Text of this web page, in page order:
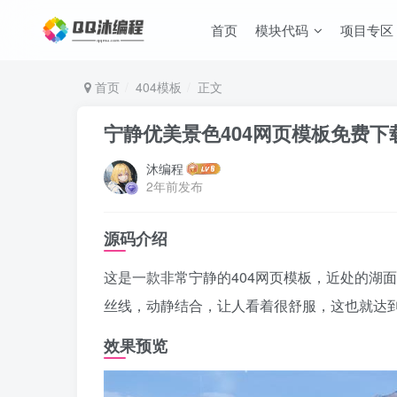
首页 模块代码 项目专区
首页 404模板 正文
宁静优美景色404网页模板免费下
沐编程
2年前发布
源码介绍
这是一款非常宁静的404网页模板，近处的湖
丝线，动静结合，让人看着很舒服，这也就达
效果预览